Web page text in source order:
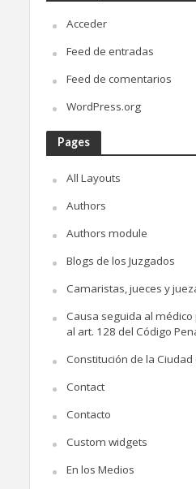
Acceder
Feed de entradas
Feed de comentarios
WordPress.org
Pages
All Layouts
Authors
Authors module
Blogs de los Juzgados
Camaristas, jueces y
Causa seguida al
al art. 128 del Código
Constitución de la
Contact
Contacto
Custom widgets
En los Medios